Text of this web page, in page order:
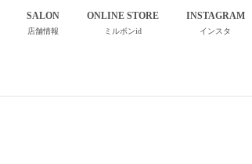
SALON
店舗情報
ONLINE STORE
ミルボンid
INSTAGRAM
インスタ